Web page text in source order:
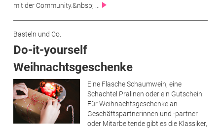
mit der Community.&nbsp; ...
Basteln und Co.
Do-it-yourself
Weihnachtsgeschenke
Eine Flasche Schaumwein, eine
Schachtel Pralinen oder ein Gutschein:
Für Weihnachtsgeschenke an
Geschäftspartnerinnen und -partner
oder Mitarbeitende gibt es die Klassiker,